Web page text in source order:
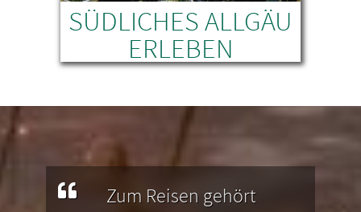
SÜDLICHES ALLGÄU
ERLEBEN
zahlreichen Freizeitangeboten, die
günstiger oder sogar kostenlos zu
erleben gibt.
Zum Reisen gehört